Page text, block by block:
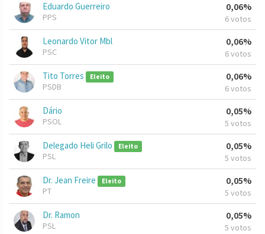
Eduardo Guerreiro
PPS
0,06%
6 votos
Leonardo Vitor Mbl
PSC
0,06%
6 votos
Tito Torres Eleito
PSDB
0,06%
6 votos
Dário
PSOL
0,05%
5 votos
Delegado Heli Grilo Eleito
PSL
0,05%
5 votos
Dr. Jean Freire Eleito
PT
0,05%
5 votos
Dr. Ramon
PSL
0,05%
5 votos